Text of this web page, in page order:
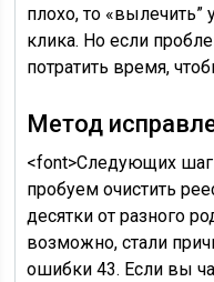
плохо, то
клика. Но если
потратить время,
Метод
<font>Следующих
пробуем очистить
десятки от разного
возможно, стали
ошибки 43. Если вы